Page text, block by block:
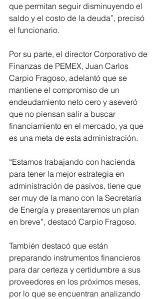
que permitan seguir disminuyendo el
saldo y el costo de la deuda”, precisó
el funcionario.
Por su parte, el director Corporativo de
Finanzas de PEMEX, Juan Carlos
Carpio Fragoso, adelantó que se
mantiene el compromiso de un
endeudamiento neto cero y aseveró
que no piensan salir a buscar
financiamiento en el mercado, ya que
es una meta de esta administración.
“Estamos trabajando con hacienda
para tener la mejor estrategia en
administración de pasivos, tiene que
ser muy de la mano con la Secretaría
de Energía y presentaremos un plan
en breve”, destacó Carpio Fragoso.
También destacó que están
preparando instrumentos financieros
para dar certeza y certidumbre a sus
proveedores en los próximos meses,
por lo que se encuentran analizando